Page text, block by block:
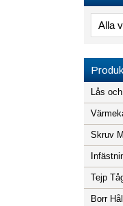
Lås
Skruv
Tejp
Borr